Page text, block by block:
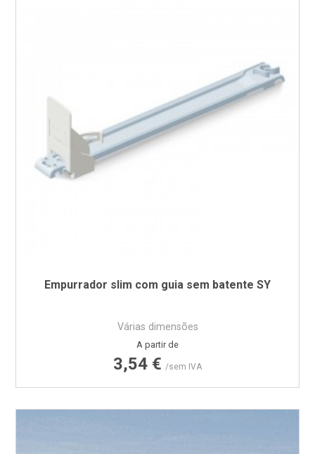
Empurrador slim com guia sem batente SY
Várias dimensões
Preço
A partir de
3,54 € /sem IVA